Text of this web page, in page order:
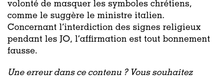
volonté de masquer les symboles chrétiens,
comme le suggère le ministre italien.
Concernant l’interdiction des signes religieux
pendant les JO, l’affirmation est tout bonnement
fausse.
Une erreur dans ce contenu ? Vous souhaitez